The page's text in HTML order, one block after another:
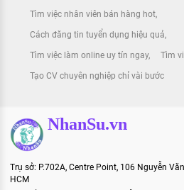
Tìm việc nhân viên bán hàng hot
Cách đăng tin tuyển dụng hiệu quả
Tìm việc làm online uy tín ngay Tìm
Tạo CV chuyên nghiệp chỉ vài bước
NhanSu.vn
Trụ sở: P.702A, Centre Point, 106 Nguyễn
HCM